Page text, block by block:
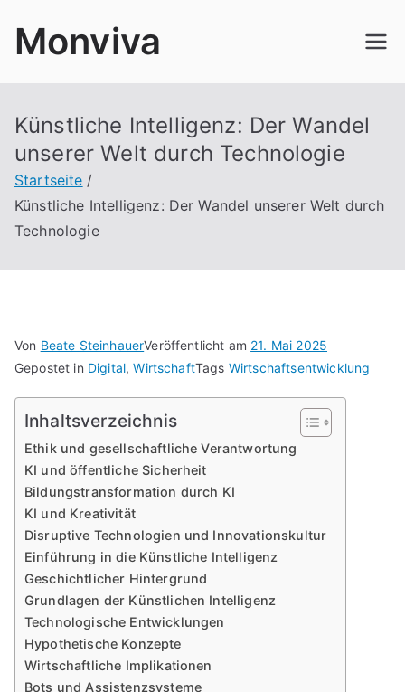
InhaltMonviva
Künstliche Intelligenz: Der Wandel
unserer Welt durch Technologie
Startseite
Künstliche Intelligenz: Der Wandel unserer Welt durch
Technologie
Von Beate SteinhauerVeröffentlicht am 21. Mai 2025
Gepostet in Digital,WirtschaftTags Wirtschaftsentwicklung
Inhaltsverzeichnis
Ethik und gesellschaftliche Verantwortung
KI und öffentliche Sicherheit
Bildungstransformation durch KI
KI und Kreativität
Disruptive Technologien und Innovationskultur
Einführung in die Künstliche Intelligenz
Geschichtlicher Hintergrund
Grundlagen der Künstlichen Intelligenz
Technologische Entwicklungen
Hypothetische Konzepte
Wirtschaftliche Implikationen
Bots und Assistenzsysteme